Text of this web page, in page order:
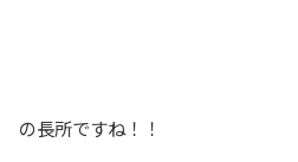
長所ですね！！